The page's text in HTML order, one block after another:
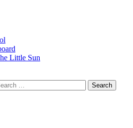
Little Sun